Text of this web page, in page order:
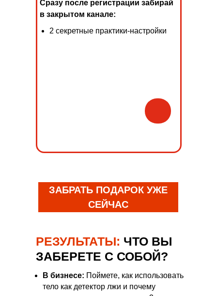
Сразу после регистрации забирай
в закрытом канале:
2 секретные практики-настройки
ЗАБРАТЬ ПОДАРОК УЖЕ
СЕЙЧАС
В бизнесе: Поймете, как использовать
тело как детектор лжи и почему
РЕЗУЛЬТАТЫ: ЧТО ВЫ
ЗАБЕРЕТЕ С СОБОЙ?